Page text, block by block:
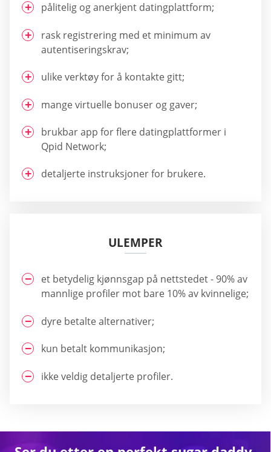
pålitelig og anerkjent datingplattform;
rask registrering med et minimum av
autentiseringskrav;
ulike verktøy for å kontakte gitt;
mange virtuelle bonuser og gaver;
brukbar app for flere datingplattformer i
Qpid Network;
detaljerte instruksjoner for brukere.
ULEMPER
et betydelig kjønnsgap på nettstedet - 90% av
mannlige profiler mot bare 10% av kvinnelige;
dyre betalte alternativer;
kun betalt kommunikasjon;
ikke veldig detaljerte profiler.